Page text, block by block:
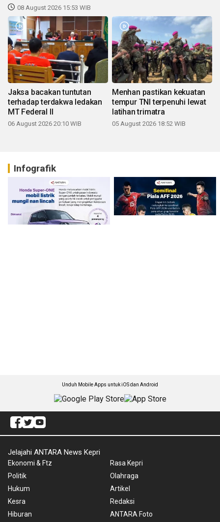
08 August 2026 15:53 WIB
Jaksa bacakan tuntutan
terhadap terdakwa ledakan
MT Federal II
06 August 2026 20:10 WIB
Menhan pastikan kekuatan
tempur TNI terpenuhi lewat
latihan trimatra
05 August 2026 18:52 WIB
Infografik
Unduh Mobile Apps untuk iOS dan Android
Jelajahi ANTARA News Kepri
Ekonomi & Ftz
Politik
Hukum
Kesra
Hiburan
Rasa Kepri
Olahraga
Artikel
Redaksi
ANTARA Foto